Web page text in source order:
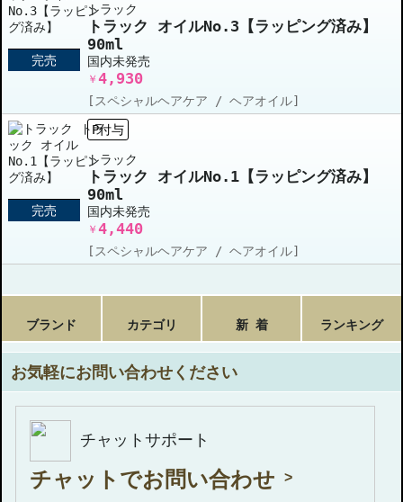
完売
トラック
トラック オイルNo.3【ラッピング済み】
90ml
国内未発売
￥ 4,930
[スペシャルヘアケア / ヘアオイル]
完売
P付与
トラック
トラック オイルNo.1【ラッピング済み】
90ml
国内未発売
￥ 4,440
[スペシャルヘアケア / ヘアオイル]
ブランド カテゴリ 新 着 ランキング
お気軽にお問い合わせください
チャットサポート
チャットでお問い合わせ